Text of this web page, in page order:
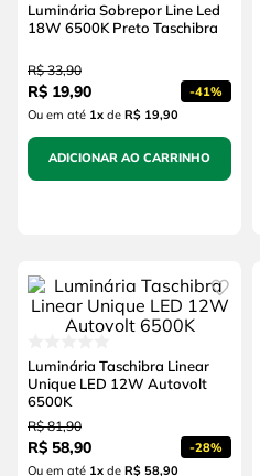
Luminária Sobrepor Line Led
18W 6500K Preto Taschibra
R$ 33,90
R$ 19,90 -41%
Ou em até 1xde R$ 19,90
ADICIONAR AO CARRINHO
Luminária Taschibra Linear
Unique LED 12W Autovolt
6500K
R$ 81,90
R$ 58,90 -28%
Ou em até 1xde R$ 58,90